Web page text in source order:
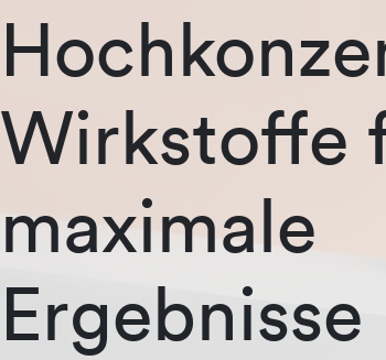
Wirkstoffe
maximale
Ergebnisse